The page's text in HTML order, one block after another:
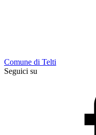
Comune di Telti
Seguici su